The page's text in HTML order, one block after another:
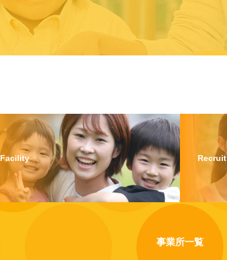
Facility Recruit
事業所一覧